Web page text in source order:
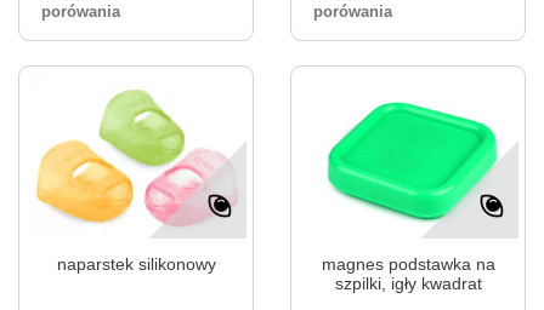
porówania
porówania
naparstek silikonowy
magnes podstawka na
szpilki, igły kwadrat